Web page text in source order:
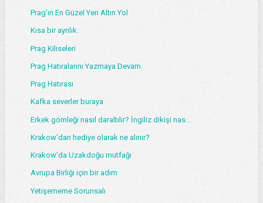
Prag'ın En Güzel Yeri Altın Yol
Kısa bir ayrılık.
Prag Kiliseleri
Prag Hatıralarını Yazmaya Devam
Prag Hatırası
Kafka severler buraya
Erkek gömleği nasıl daraltılır? İngiliz dikişi nas...
Krakow'dan hediye olarak ne alınır?
Krakow'da Uzakdoğu mutfağı
Avrupa Birliği için bir adım
Yetişememe Sorunsalı